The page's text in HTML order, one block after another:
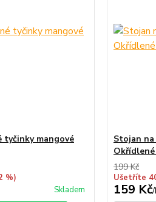
tyčinky mangové
%)
Skladem
Stojan
199 Kč
Ušetříte
159 Kč/